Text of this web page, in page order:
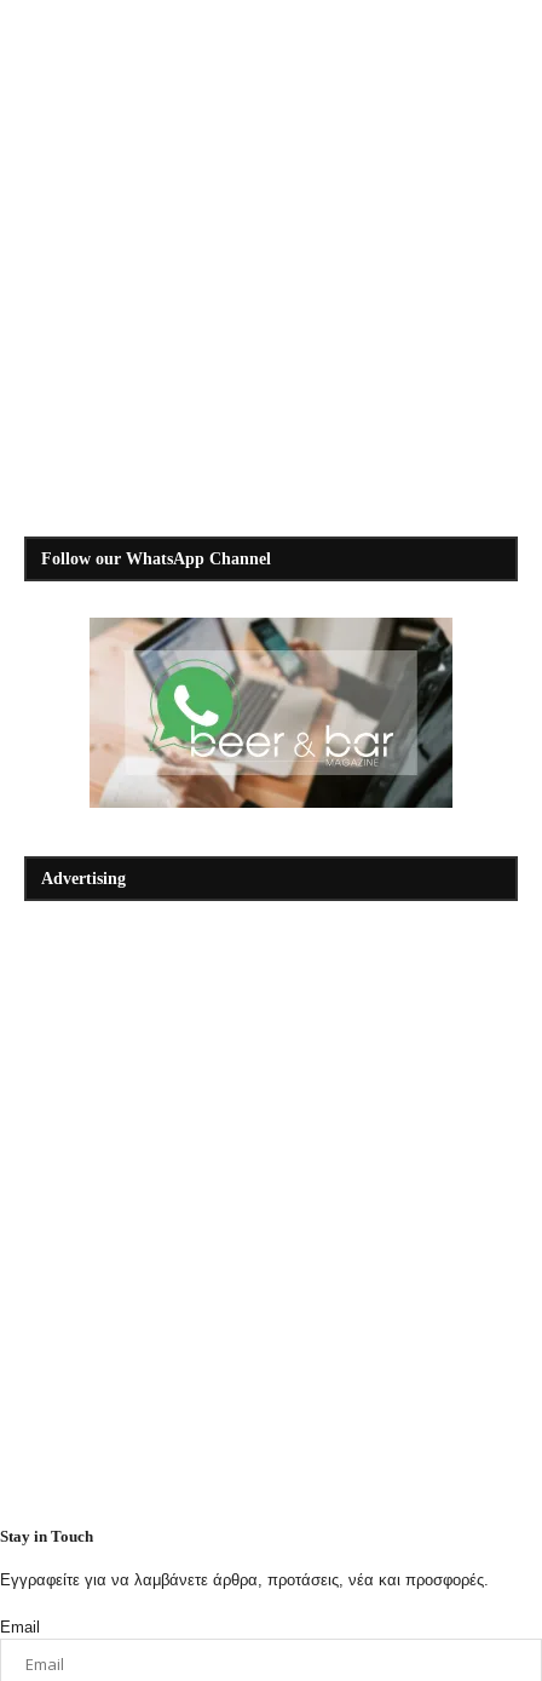
Follow our WhatsApp Channel
Advertising
Stay in Touch
Εγγραφείτε για να λαμβάνετε άρθρα, προτάσεις, νέα και προσφορές.
Email